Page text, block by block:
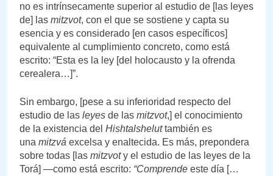
no es intrínsecamente superior al estudio de [las leyes
de] las mitzvot, con el que se sostiene y capta su
esencia y es considerado [en casos específicos]
equivalente al cumplimiento concreto, como está
escrito: “Esta es la ley [del holocausto y la ofrenda
cerealera…]”.
Sin embargo, [pese a su inferioridad respecto del
estudio de las leyes de las mitzvot,] el conocimiento
de la existencia del Hishtalsheluttambién es
una mitzvá excelsa y enaltecida. Es más, prepondera
sobre todas [las mitzvoty el estudio de las leyes de la
Torá] —como está escrito: “Comprende este día […